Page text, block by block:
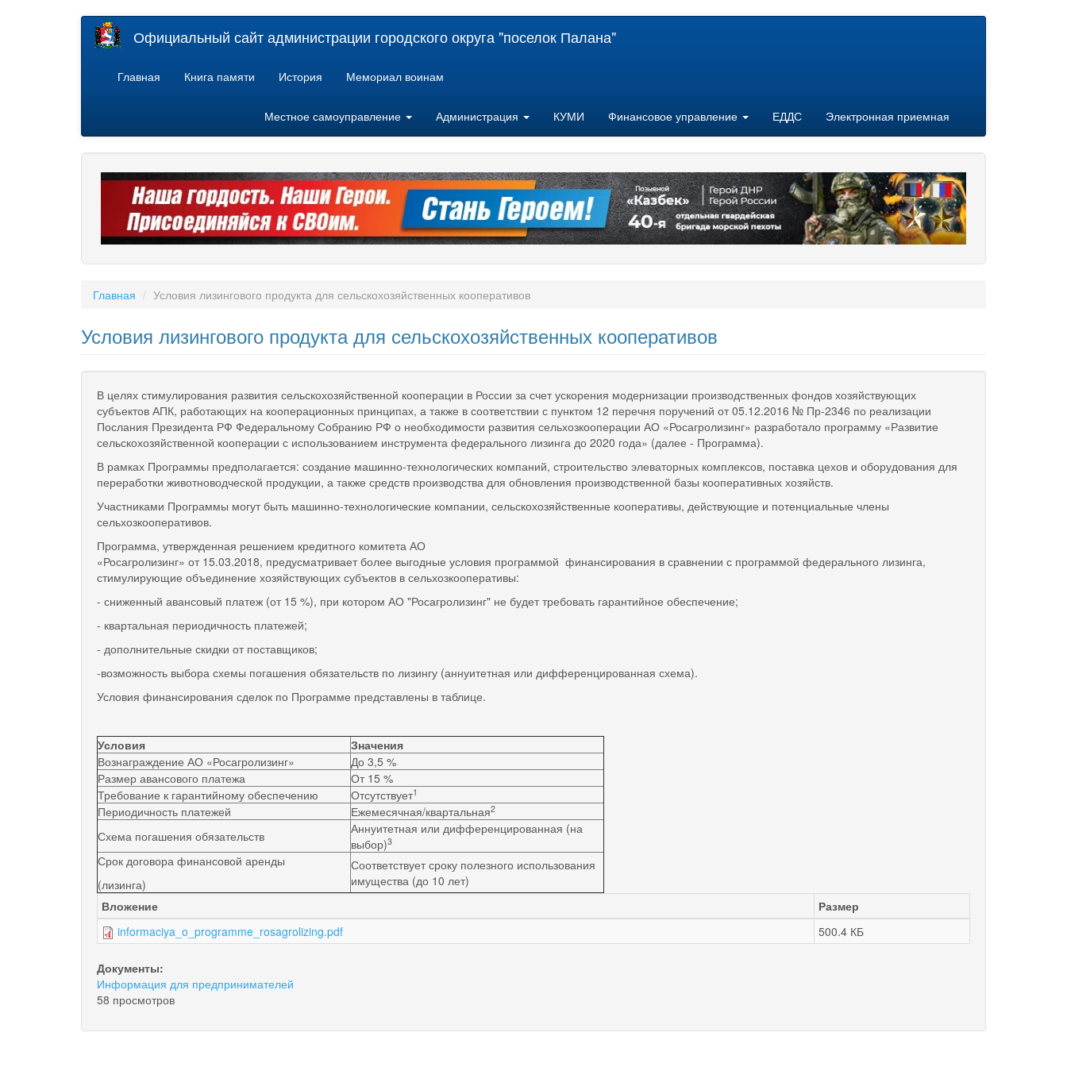
Официальный сайт администрации городского округа "поселок Палана"
Главная Книга памяти История Мемориал воинам
Местное самоуправление Администрация КУМИ Финансовое управление ЕДДС Электронная приемная
Главная Условия лизингового продукта для сельскохозяйственных кооперативов
Условия лизингового продукта для сельскохозяйственных кооперативов
В целях стимулирования развития сельскохозяйственной кооперации в России за счет ускорения модернизации производственных фондов хозяйствующих
субъектов АПК, работающих на кооперационных принципах, а также в соответствии с пунктом 12 перечня поручений от 05.12.2016 № Пр-2346 по реализации
Послания Президента РФ Федеральному Собранию РФ о необходимости развития сельхозкооперации АО «Росагролизинг» разработало программу «Развитие
сельскохозяйственной кооперации с использованием инструмента федерального лизинга до 2020 года» (далее - Программа).
В рамках Программы предполагается: создание машинно-технологических компаний, строительство элеваторных комплексов, поставка цехов и оборудования для
переработки животноводческой продукции, а также средств производства для обновления производственной базы кооперативных хозяйств.
Участниками Программы могут быть машинно-технологические компании, сельскохозяйственные кооперативы, действующие и потенциальные члены
сельхозкооперативов.
Программа, утвержденная решением кредитного комитета АО
«Росагролизинг» от 15.03.2018, предусматривает более выгодные условия программой финансирования в сравнении с программой федерального лизинга,
стимулирующие объединение хозяйствующих субъектов в сельхозкооперативы:
- сниженный авансовый платеж (от 15 %), при котором АО "Росагролизинг" не будет требовать гарантийное обеспечение;
- квартальная периодичность платежей;
- дополнительные скидки от поставщиков;
-возможность выбора схемы погашения обязательств по лизингу (аннуитетная или дифференцированная схема).
Условия финансирования сделок по Программе представлены в таблице.
Условия
Значения
Вознаграждение АО «Росагролизинг»
До 3,5 %
Размер авансового платежа
От 15 %
Требование к гарантийному обеспечению
Отсутствует1
Периодичность платежей Ежемесячная/квартальная2
Схема погашения обязательств
Аннуитетная или дифференцированная (на
выбор)3
Срок договора финансовой аренды
(лизинга)
Соответствует сроку полезного использования
имущества (до 10 лет)
Вложение
Размер
informaciya_o_programme_rosagrolizing.pdf
500.4 КБ
Документы:
Информация для предпринимателей
58 просмотров